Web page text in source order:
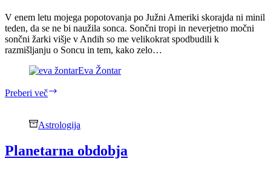
V enem letu mojega popotovanja po Južni Ameriki skorajda ni minil
teden, da se ne bi naužila sonca. Sončni tropi in neverjetno močni
sončni žarki višje v Andih so me velikokrat spodbudili k
razmišljanju o Soncu in tem, kako zelo…
Eva Žontar
Preberi več
Astrologija
Planetarna obdobja